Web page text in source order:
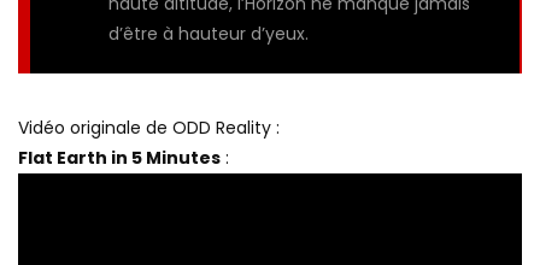
d’être à hauteur d’yeux.
Vidéo originale de ODD Reality :
Flat Earth in 5 Minutes :